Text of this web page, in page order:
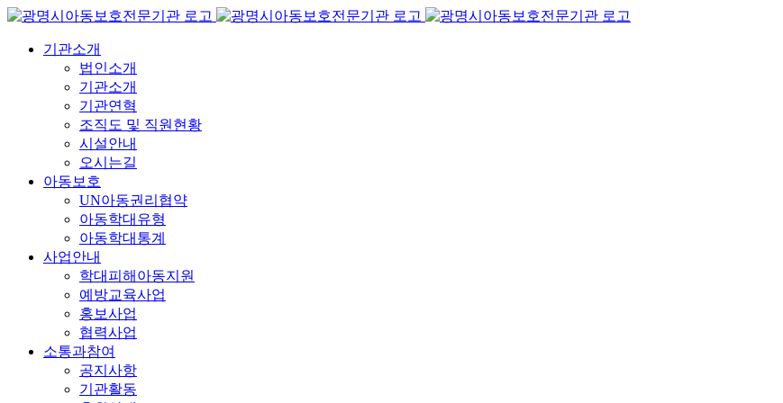
콘
기관소개
법인소개
기관소개
기관연혁
조직도 및 직원현황
시설안내
오시는길
아동보호
UN아동권리협약
아동학대유형
아동학대통계
사업안내
학대피해아동지원
예방교육사업
홍보사업
협력사업
소통과참여
공지사항
기관활동